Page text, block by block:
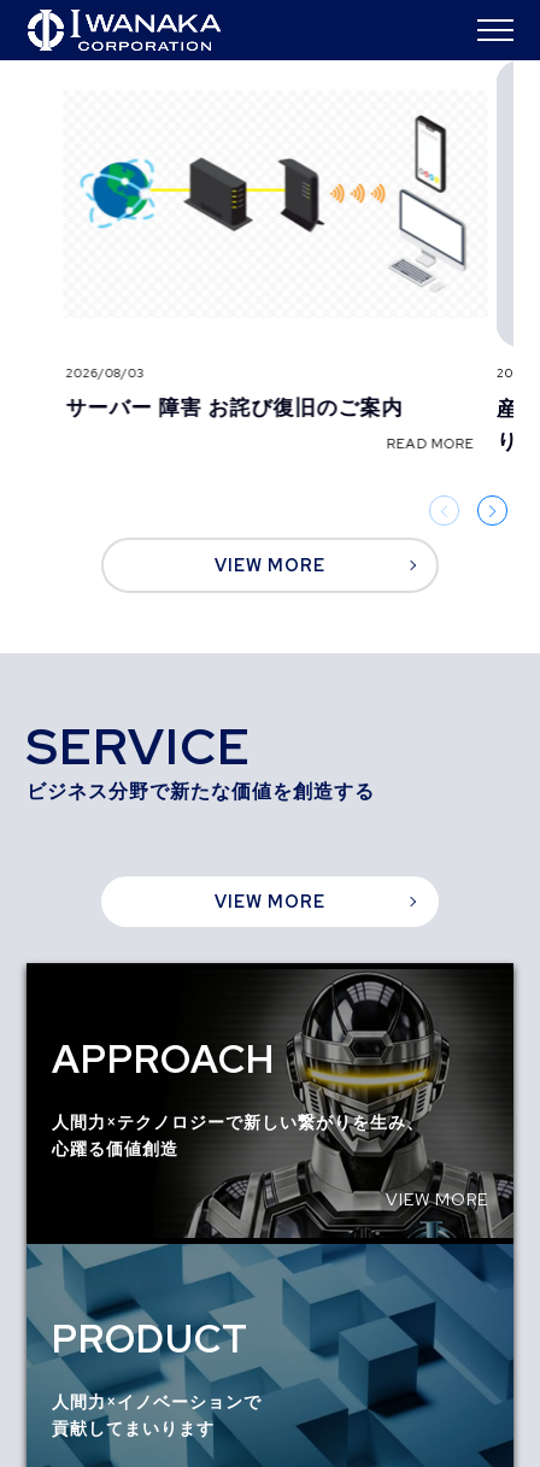
SERVICE
X
選ばれ続ける価値
サーバー 障害 お詫び復旧のご案内
2026/08/03
READ MORE
産
り
2026/
VIEW MORE
SERVICE
ビジネス分野で新たな価値を創造する
VIEW MORE
APPROACH
人間力×テクノロジーで新しい繋がりを生み、
心躍る価値創造
VIEW MORE
PRODUCT
人間力×イノベーションで
貢献してまいります